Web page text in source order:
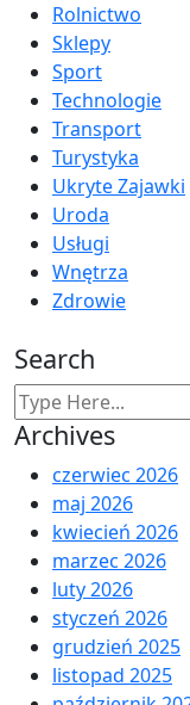
Rolnictwo
Sklepy
Sport
Technologie
Transport
Turystyka
Ukryte Zajawki
Uroda
Usługi
Wnętrza
Zdrowie
Search
Archives
czerwiec 2026
maj 2026
kwiecień 2026
marzec 2026
luty 2026
styczeń 2026
grudzień 2025
listopad 2025